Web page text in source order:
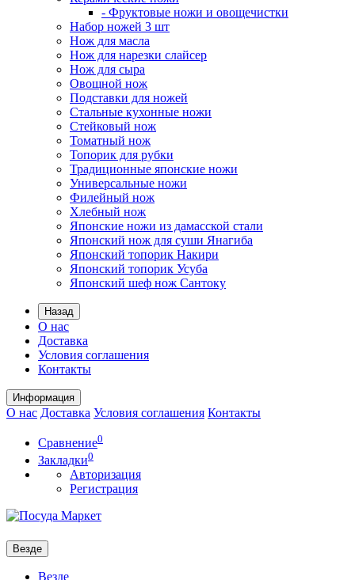
- Фруктовые ножи и овощечистки
Набор ножей 3 шт
Нож для масла
Нож для нарезки слайсер
Нож для сыра
Овощной нож
Подставки для ножей
Стальные кухонные ножи
Стейковый нож
Томатный нож
Топорик для рубки
Традиционные японские ножи
Универсальные ножи
Филейный нож
Хлебный нож
Японские ножи из дамасской стали
Японский нож для суши Янагиба
Японский топорик Накири
Японский топорик Усуба
Японский шеф нож Сантоку
Назад
О нас
Доставка
Условия соглашения
Контакты
Информация
О нас Доставка Условия соглашения Контакты
Сравнение0
Закладки0
Авторизация
Регистрация
Везде
Везде